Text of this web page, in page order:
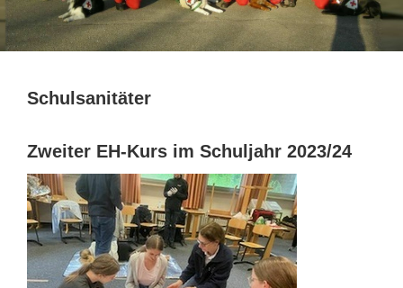
Schulsanitäter
Zweiter EH-Kurs im Schuljahr 2023/24